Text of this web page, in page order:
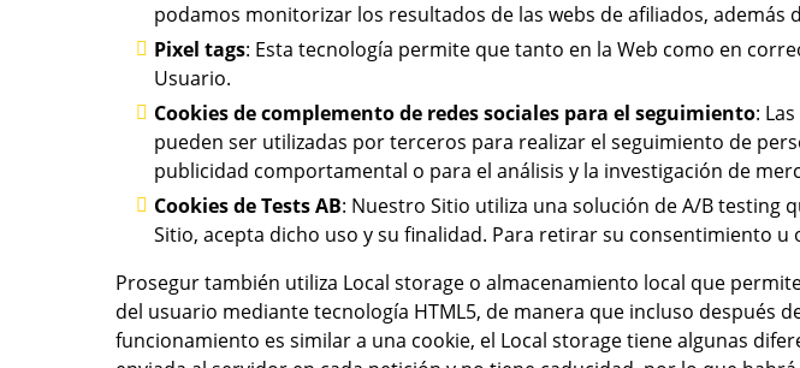
podamos monitorizar los resultados de las webs de afiliados, además
Pixel tags: Esta tecnología permite que tanto en la Web como en
Usuario.
Cookies de complemento de redes sociales para el seguimiento:
pueden ser utilizadas por terceros para realizar el seguimiento de
publicidad comportamental o para el análisis y la investigación de
Cookies de Tests AB: Nuestro Sitio utiliza una solución de A/B testing
Sitio, acepta dicho uso y su finalidad. Para retirar su consentimiento
Prosegur también utiliza Local storage o almacenamiento local que
del usuario mediante tecnología HTML5, de manera que incluso después
funcionamiento es similar a una cookie, el Local storage tiene algunas